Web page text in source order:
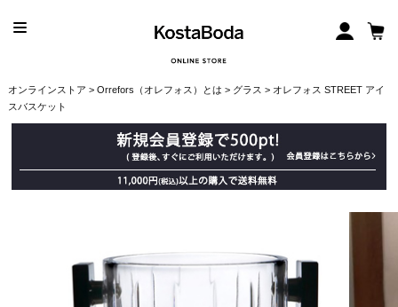
オンラインストア > Orrefors（オレフォス）とは > グラス > オレフォス STREET アイ
スバスケット